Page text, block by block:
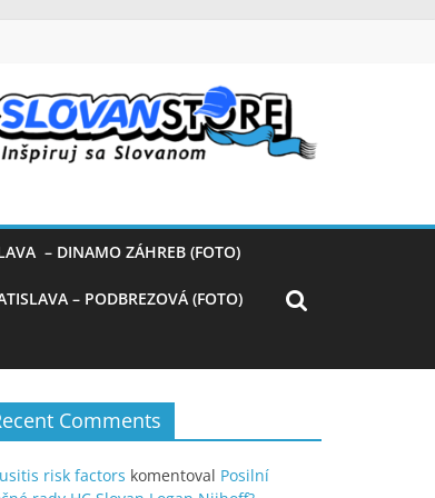
– DINAMO ZÁHREB (FOTO)
– PODBREZOVÁ (FOTO)
Comments
risk factors komentoval Posilní